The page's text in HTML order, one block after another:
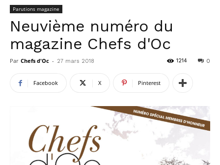
Parutions magazine
Neuvième numéro du
magazine Chefs d'Oc
Par Chefs d'Oc - 27 mars 2018 0
1214
Facebook X Pinterest